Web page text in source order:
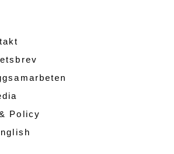
Policy